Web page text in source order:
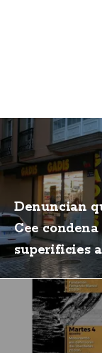
Denuncian
Cee
superificies